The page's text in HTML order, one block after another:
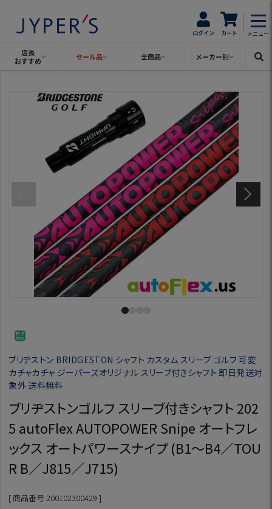
ログイン カート メニュー
店長
おすすめ
セール品 全商品 メーカー別
ブリヂストン BRIDGESTON シャフト カスタム スリーブ ゴルフ 可変
カチャカチャ ジーパーズオリジナル スリーブ付きシャフト 即日発送対
象外 送料無料
ブリヂストンゴルフ スリーブ付きシャフト 202
5 autoFlex AUTOPOWER Snipe オートフレ
ックス オートパワースナイプ (B1～B4／TOU
R B／J815／J715)
商品番号200102300429